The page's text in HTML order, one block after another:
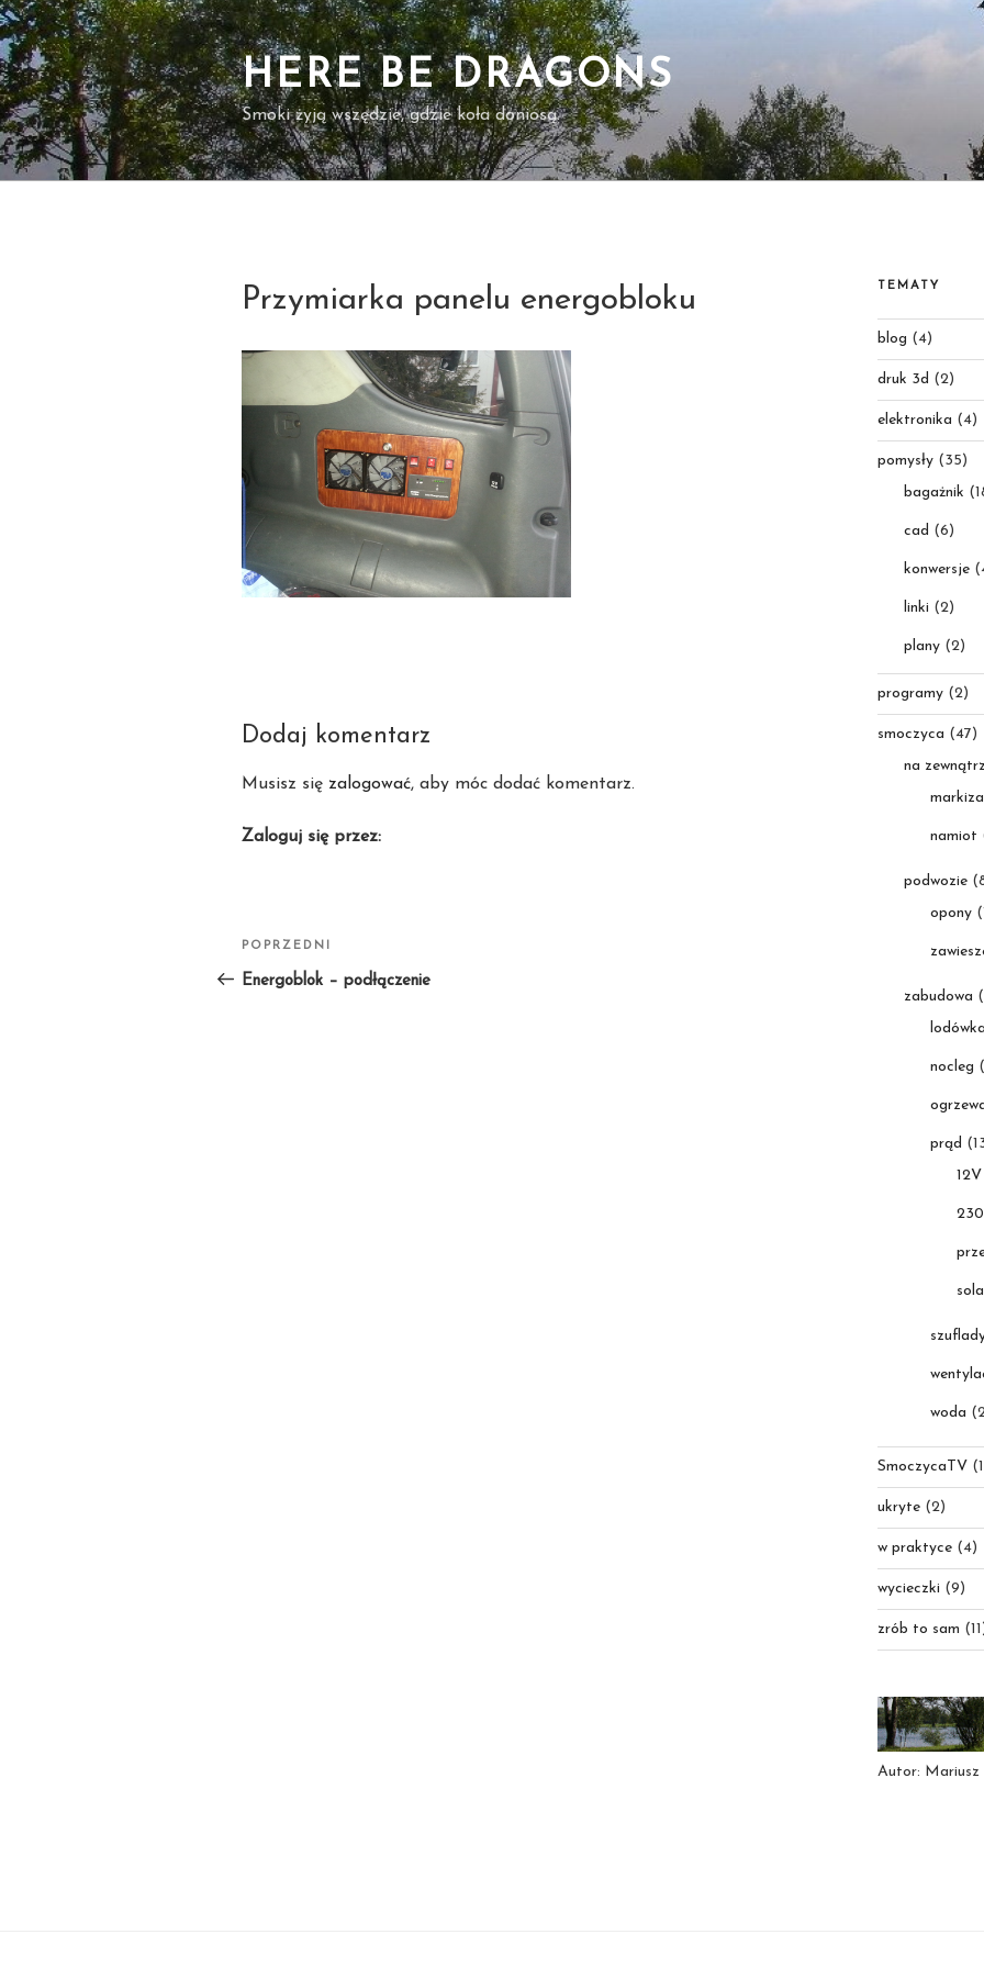
Przejdź
do
treści
HERE BE DRAGONS
Smoki żyją wszędzie, gdzie koła doniosą.
Przymiarka panelu energobloku
Dodaj komentarz
Musisz się zalogować, aby móc dodać komentarz.
Zaloguj się przez:
Nawigacja
wpisu
Poprzedni
wpis
POPRZEDNI
Energoblok – podłączenie
TEMATY
blog (4)
druk 3d (2)
elektronika (4)
pomysły(35)
bagażnik
cad (6)
konwersje
linki (2)
plany(2)
programy(2)
smoczyca (47)
na
markiza
namiot
podwozie
opony
zabudowa
nocleg
prąd
12V
woda
SmoczycaTV
ukryte(2)
w praktyce(4)
wycieczki (9)
zrób to sam
Autor: Mariusz